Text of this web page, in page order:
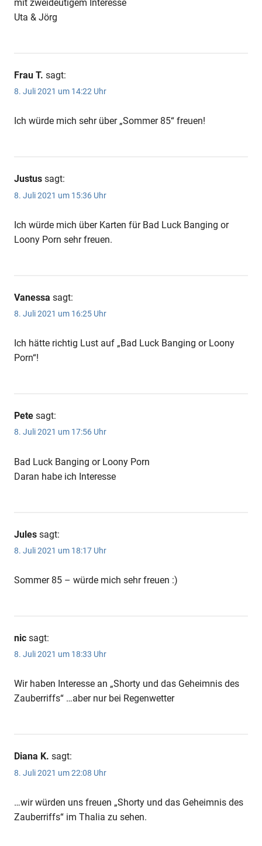
mit zweideutigem Interesse
Uta & Jörg
Frau T. sagt:
8. Juli 2021 um 14:22 Uhr
Ich würde mich sehr über „Sommer 85“ freuen!
Justus sagt:
8. Juli 2021 um 15:36 Uhr
Ich würde mich über Karten für Bad Luck Banging or
Loony Porn sehr freuen.
Vanessa sagt:
8. Juli 2021 um 16:25 Uhr
Ich hätte richtig Lust auf „Bad Luck Banging or Loony
Porn“!
Pete sagt:
8. Juli 2021 um 17:56 Uhr
Bad Luck Banging or Loony Porn
Daran habe ich Interesse
Jules sagt:
8. Juli 2021 um 18:17 Uhr
Sommer 85 – würde mich sehr freuen :)
nic sagt:
8. Juli 2021 um 18:33 Uhr
Wir haben Interesse an „Shorty und das Geheimnis des
Zauberriffs“ …aber nur bei Regenwetter
Diana K. sagt:
8. Juli 2021 um 22:08 Uhr
…wir würden uns freuen „Shorty und das Geheimnis des
Zauberriffs“ im Thalia zu sehen.